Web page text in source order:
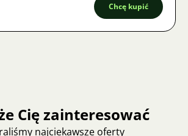
Chcę kupić
Cię zainteresować
najciekawsze oferty